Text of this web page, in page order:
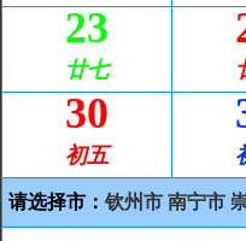
23
廿七
30
初五
请选择市： 钦州市 南宁市